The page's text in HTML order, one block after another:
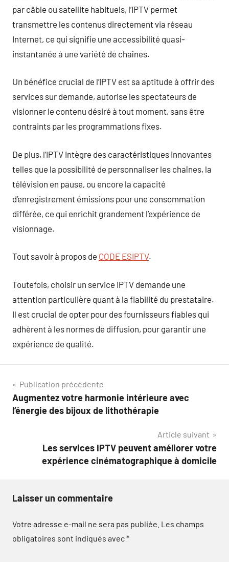
par câble ou satellite habituels, l’IPTV permet
transmettre les contenus directement via réseau
Internet, ce qui signifie une accessibilité quasi-
instantanée à une variété de chaînes.
Un bénéfice crucial de l’IPTV est sa aptitude à offrir des
services sur demande, autorise les spectateurs de
visionner le contenu désiré à tout moment, sans être
contraints par les programmations fixes.
De plus, l’IPTV intègre des caractéristiques innovantes
telles que la possibilité de personnaliser les chaînes, la
télévision en pause, ou encore la capacité
d’enregistrement émissions pour une consommation
différée, ce qui enrichit grandement l’expérience de
visionnage.
Tout savoir à propos de CODE ESIPTV.
Toutefois, choisir un service IPTV demande une
attention particulière quant à la fiabilité du prestataire.
Il est crucial de opter pour des fournisseurs fiables qui
adhèrent à les normes de diffusion, pour garantir une
expérience de qualité.
Navigation
de
Publication précédente
Augmentez votre harmonie intérieure avec
l’énergie des bijoux de lithothérapie
Article suivant
Les services IPTV peuvent améliorer votre
expérience cinématographique à domicile
Laisser un commentaire
Votre adresse e-mail ne sera pas publiée. Les champs
obligatoires sont indiqués avec*